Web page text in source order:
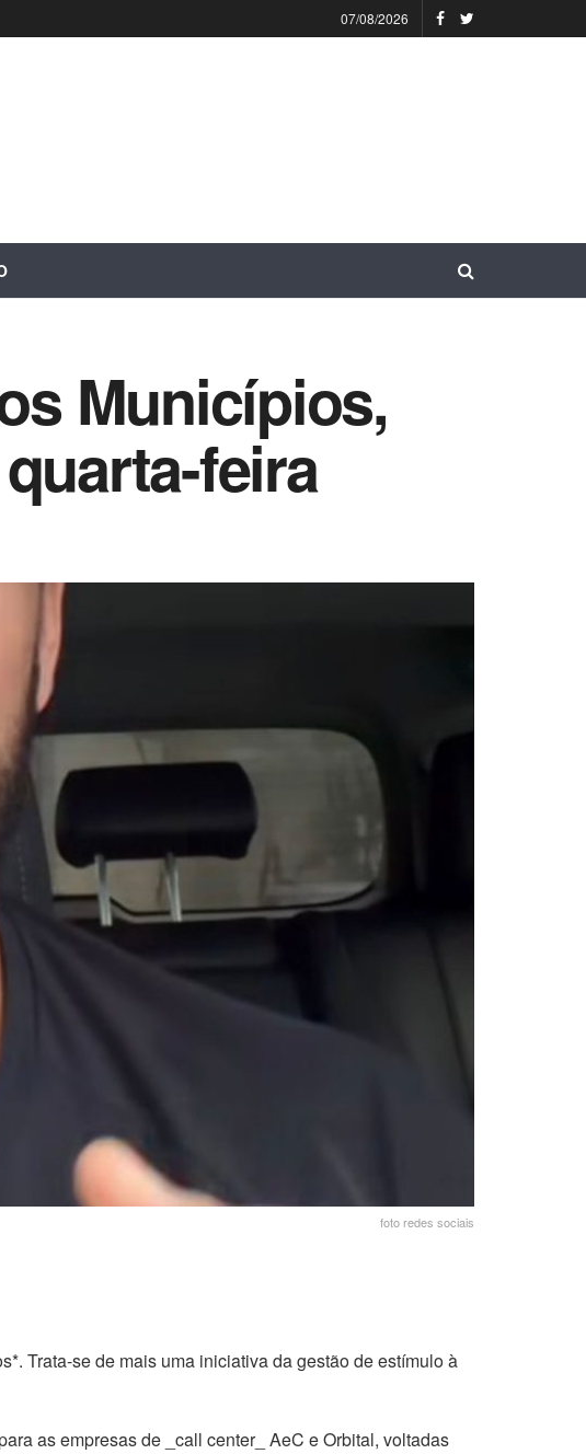
07/08/2026
Municípios,
feira
foto redes sociais
Trata-se de mais uma iniciativa da gestão de estímulo à
as empresas de _call center_ AeC e Orbital, voltadas